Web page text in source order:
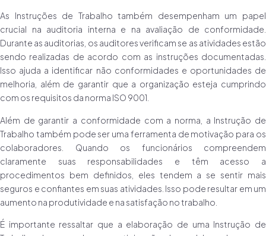
As Instruções de Trabalho também desempenham um papel
crucial na auditoria interna e na avaliação de conformidade.
Durante as auditorias, os auditores verificam se as atividades estão
sendo realizadas de acordo com as instruções documentadas.
Isso ajuda a identificar não conformidades e oportunidades de
melhoria, além de garantir que a organização esteja cumprindo
com os requisitos da norma ISO 9001.
Além de garantir a conformidade com a norma, a Instrução de
Trabalho também pode ser uma ferramenta de motivação para os
colaboradores. Quando os funcionários compreendem
claramente suas responsabilidades e têm acesso a
procedimentos bem definidos, eles tendem a se sentir mais
seguros e confiantes em suas atividades. Isso pode resultar em um
aumento na produtividade e na satisfação no trabalho.
É importante ressaltar que a elaboração de uma Instrução de